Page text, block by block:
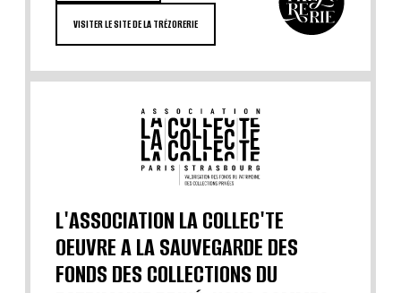
VISITER LE SITE DE LA TRÉZORERIE
L'ASSOCIATION LA COLLEC'TE
OEUVRE A LA SAUVEGARDE DES
FONDS DES COLLECTIONS DU